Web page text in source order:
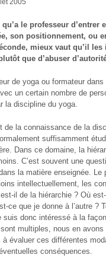
2005
qu’a le professeur
son positionnement, ou
mieux vaut qu’il
que d’abuser
de yoga ou formateur
un certain nombre de
la discipline du yoga.
de la connaissance de la
suffisamment
Dans ce domaine, la
C’est souvent une
la matière enseignée.
intellectuellement, les
est-il de la hiérarchie ? Où
ce que je donne à l’autre ?
suis donc intéressé à la
multiples, nous en
à évaluer ces différentes
conséquences.